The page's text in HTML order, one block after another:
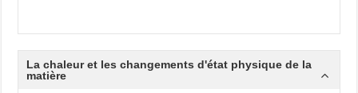
La chaleur et les changements d'état physique de la
matière